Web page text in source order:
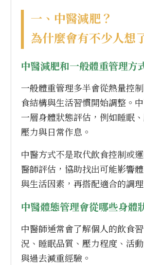
一、中醫減肥？
為什麼會有不少人想
中醫減肥和一般體重管理方
一般體重管理多半會從熱量控
食結構與生活習慣開始調整。
一層身體狀態評估，例如睡眠
壓力與日常作息。
中醫方式不是取代飲食控制或
醫師評估，協助找出可能影響
與生活因素，再搭配適合的調理
中醫體態管理會從哪些身體
中醫師通常會了解個人的飲食
況、睡眠品質、壓力程度、活
與過去減重經驗。